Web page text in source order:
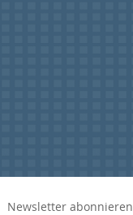
Newsletter abonnieren